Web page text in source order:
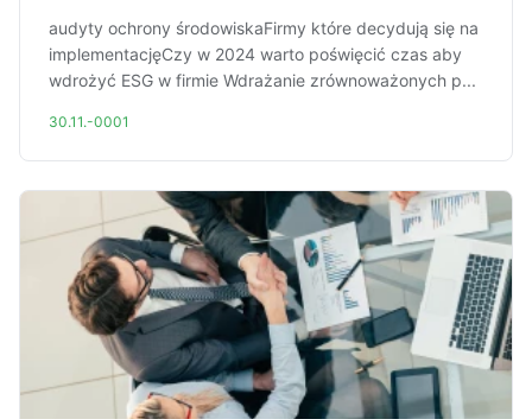
audyty ochrony środowiskaFirmy które decydują się na
implementacjęCzy w 2024 warto poświęcić czas aby
wdrożyć ESG w firmie Wdrażanie zrównoważonych p...
30.11.-0001